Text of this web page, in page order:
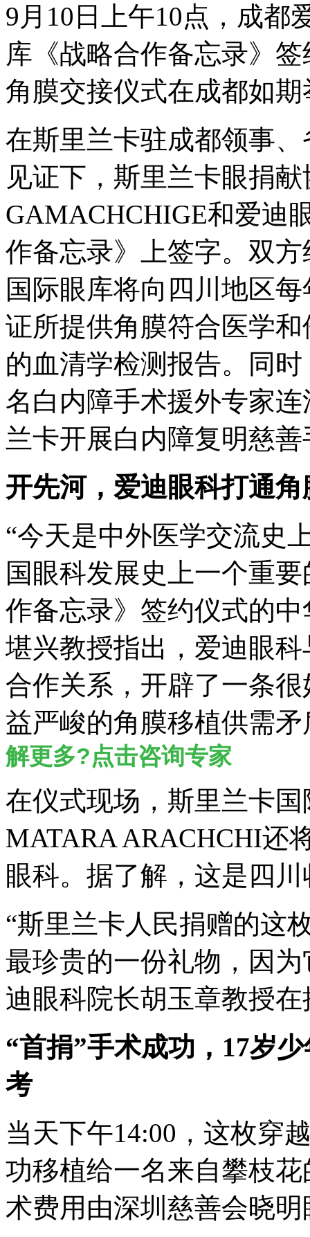
9月10日上午10点，成都
库《战略合作备忘录》
角膜交接仪式在成都如期
在斯里兰卡驻成都领事
见证下，斯里兰卡眼捐
GAMACHCHIGE和爱迪
作备忘录》上签字。双
国际眼库将向四川地区
证所提供角膜符合医学
的血清学检测报告。同
名白内障手术援外专家
兰卡开展白内障复明慈
开先河，爱迪眼科打通
“今天是中外医学交流史
国眼科发展史上一个重
作备忘录》签约仪式的
堪兴教授指出，爱迪眼
合作关系，开辟了一条
益严峻的角膜移植供需
解更多?点击咨询专家
在仪式现场，斯里兰卡
MATARA ARACHCHI还
眼科。据了解，这是四
“斯里兰卡人民捐赠的这
最珍贵的一份礼物，因
迪眼科院长胡玉章教授
“首捐”手术成功，17岁
考
当天下午14:00，这枚穿
功移植给一名来自攀枝
术费用由深圳慈善会晓